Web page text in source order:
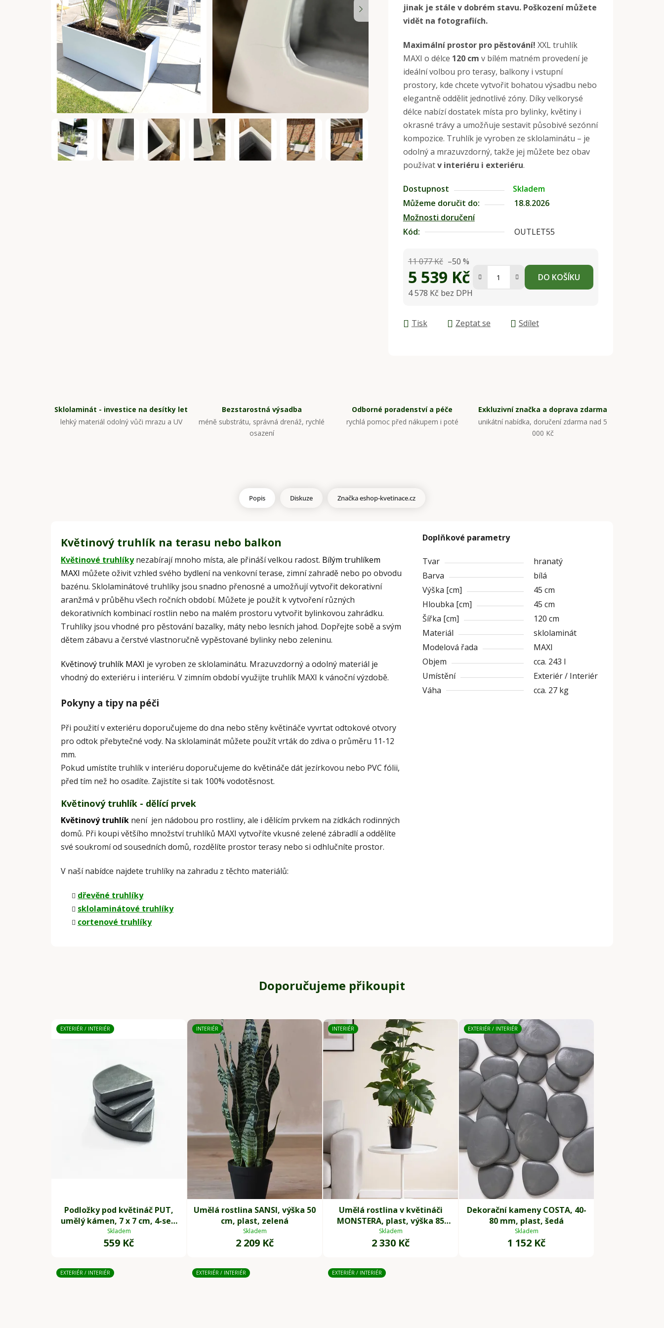
0,0
z
hvězdiček.
jinak je stále v dobrém stavu. Poškození můžete
vidět na fotografiích.
Maximální prostor pro pěstování! XXL truhlík
MAXI o délce 120 cm v bílém matném provedení je
ideální volbou pro terasy, balkony i vstupní
prostory, kde chcete vytvořit bohatou výsadbu nebo
elegantně oddělit jednotlivé zóny. Díky velkorysé
délce nabízí dostatek místa pro bylinky, květiny i
okrasné trávy a umožňuje sestavit působivé sezónní
kompozice. Truhlík je vyroben ze sklolaminátu – je
odolný a mrazuvzdorný, takže jej můžete bez obav
používatv interiéru i exteriéru.
Dostupnost
Skladem
Můžeme doručit do:
18.8.2026
Možnosti doručení
Kód:
OUTLET55
11 077 Kč –50 %
5 539 Kč
4 578 Kč bez DPH
DO KOŠÍKU
Tisk Zeptat se Sdílet
Sklolaminát - investice na desítky let
lehký materiál odolný vůči mrazu a UV
Bezstarostná výsadba
méně substrátu, správná drenáž, rychlé
osazení
Odborné poradenství a péče
rychlá pomoc před nákupem i poté
Exkluzivní značka a doprava zdarma
unikátní nabídka, doručení zdarma nad 5
000 Kč
Popis Diskuze Značkaeshop-kvetinace.cz
Květinový truhlík na terasu nebo balkon
Květinové truhlíky nezabírají mnoho místa, ale přináší velkou radost. Bílým truhlíkem
MAXI můžete oživit vzhled svého bydlení na venkovní terase, zimní zahradě nebo po obvodu
bazénu. Sklolaminátové truhlíky jsou snadno přenosné a umožňují vytvořit dekorativní
aranžmá v průběhu všech ročních období. Můžete je použít k vytvoření různých
dekorativních kombinací rostlin nebo na malém prostoru vytvořit bylinkovou zahrádku.
Truhlíky jsou vhodné pro pěstování bazalky, máty nebo lesních jahod. Dopřejte sobě a svým
dětem zábavu a čerstvé vlastnoručně vypěstované bylinky nebo zeleninu.
Květinový truhlík MAXI je vyroben ze sklolaminátu. Mrazuvzdorný a odolný materiál je
vhodný do exteriéru i interiéru. V zimním období využijte truhlík MAXI k vánoční výzdobě.
Pokyny a tipy na péči
Při použití v exteriéru doporučujeme do dna nebo stěny květináče vyvrtat odtokové otvory
pro odtok přebytečné vody. Na sklolaminát můžete použít vrták do zdiva o průměru 11-12
mm.
Pokud umístíte truhlík v interiéru doporučujeme do květináče dát jezírkovou nebo PVC fólii,
před tím než ho osadíte. Zajistíte si tak 100% vodotěsnost.
Květinový truhlík - dělící prvek
Květinový truhlík není jen nádobou pro rostliny, ale i dělícím prvkem na zídkách rodinných
domů. Při koupi většího množství truhlíků MAXI vytvoříte vkusné zelené zábradlí a oddělíte
své soukromí od sousedních domů, rozdělíte prostor terasy nebo si odhlučníte prostor.
V naší nabídce najdete truhlíky na zahradu z těchto materiálů:
dřevěné truhlíky
sklolaminátové truhlíky
cortenové truhlíky
Doplňkové parametry
Tvar
hranatý
Barva
bílá
Výška [cm]
45 cm
Hloubka [cm]
45 cm
Šířka [cm]
120 cm
Materiál
sklolaminát
Modelová řada
MAXI
Objem
cca. 243 l
Umístění
Exteriér / Interiér
Váha
cca. 27 kg
Doporučujeme přikoupit
EXTERIÉR / INTERIÉR
Podložky pod květináč PUT,
umělý kámen, 7 x 7 cm, 4-set,
šedé
Skladem
559 Kč
INTERIÉR
Umělá rostlina SANSI, výška 50
cm, plast, zelená
Skladem
2 209 Kč
INTERIÉR
Umělá rostlina v květináči
MONSTERA, plast, výška 85
cm, zelená
Skladem
2 330 Kč
EXTERIÉR / INTERIÉR
Dekorační kameny COSTA, 40-
80 mm, plast, šedá
Skladem
1 152 Kč
EXTERIÉR / INTERIÉR EXTERIÉR / INTERIÉR EXTERIÉR / INTERIÉR